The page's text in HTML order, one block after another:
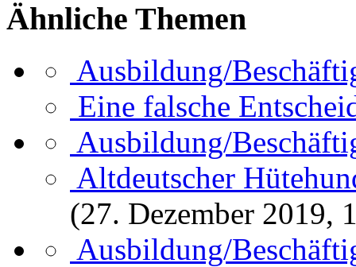
Ähnliche Themen
Ausbildung/
Eine falsche
Ausbildung/
Altdeutscher
(27. Dezember 2019,
Ausbildung/